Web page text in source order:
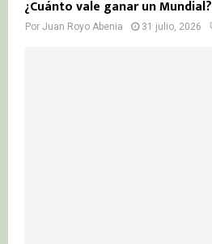
¿Cuánto vale ganar un Mundial?
Por Juan Royo Abenia 31 julio, 2026